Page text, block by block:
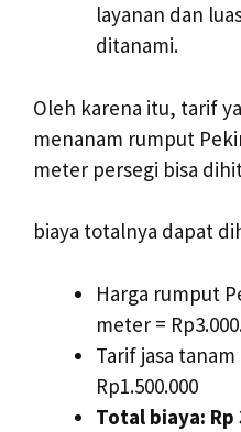
layanan dan
ditanami.
Oleh karena itu, tarif
menanam rumput
meter persegi bisa
biaya totalnya dapat
Harga rumput
meter =
Tarif jasa tanam
Rp1.500.000
Total biaya: Rp